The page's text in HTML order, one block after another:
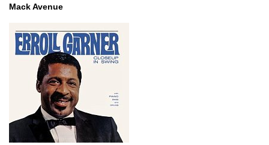
Mack Avenue